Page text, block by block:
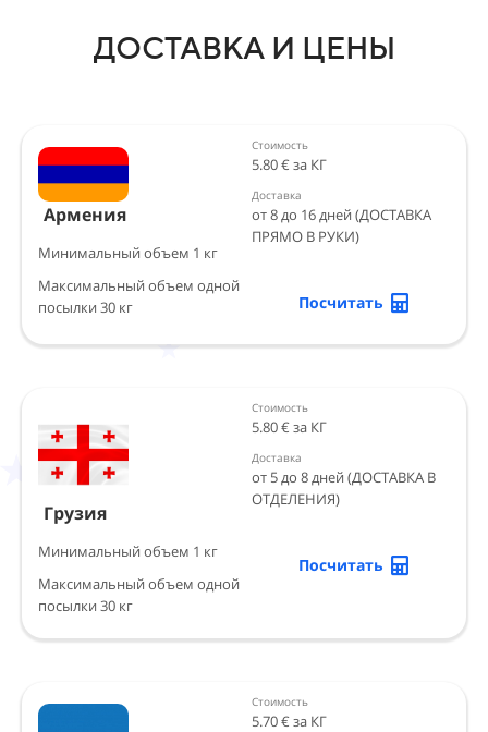
ДОСТАВКА И ЦЕНЫ
Армения
Минимальный объем 1 кг
Максимальный объем одной
посылки 30 кг
Стоимость
5.80 € за КГ
Доставка
от 8 до 16 дней (ДОСТАВКА
ПРЯМО В РУКИ)
Посчитать
Грузия
Минимальный объем 1 кг
Максимальный объем одной
посылки 30 кг
Стоимость
5.80 € за КГ
Доставка
от 5 до 8 дней (ДОСТАВКА В
ОТДЕЛЕНИЯ)
Посчитать
Стоимость
5.70 € за КГ